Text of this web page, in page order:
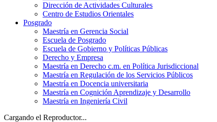
Dirección de Actividades Culturales
Centro de Estudios Orientales
Posgrado
Maestría en Gerencia Social
Escuela de Posgrado
Escuela de Gobierno y Políticas Públicas
Derecho y Empresa
Maestría en Derecho c.m. en Política Jurisdiccional
Maestría en Regulación de los Servicios Públicos
Maestría en Docencia universitaria
Maestría en Cognición Aprendizaje y Desarrollo
Maestría en Ingeniería Civil
Cargando el Reproductor...